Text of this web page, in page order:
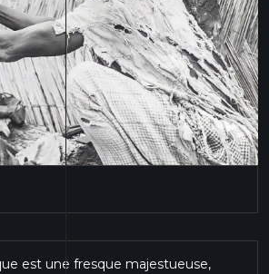
est une fresque majestueuse,